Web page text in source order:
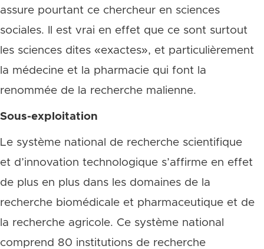
assure pourtant ce chercheur en sciences
sociales. Il est vrai en effet que ce sont surtout
les sciences dites «exactes», et particulièrement
la médecine et la pharmacie qui font la
renommée de la recherche malienne.
Sous-exploitation
Le système national de recherche scientifique
et d’innovation technologique s’affirme en effet
de plus en plus dans les domaines de la
recherche biomédicale et pharmaceutique et de
la recherche agricole. Ce système national
comprend 80 institutions de recherche